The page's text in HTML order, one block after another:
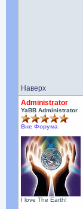
Наверх
Administrator
YaBB Administrator
Вне Форума
I love The Earth!